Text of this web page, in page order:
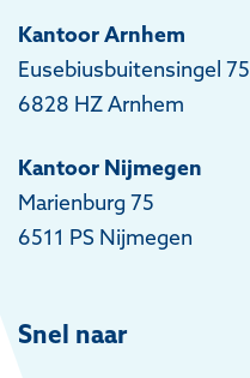
Kantoor Arnhem
Eusebiusbuitensingel 75
6828 HZ Arnhem
Kantoor Nijmegen
Marienburg 75
6511 PS Nijmegen
Snel naar